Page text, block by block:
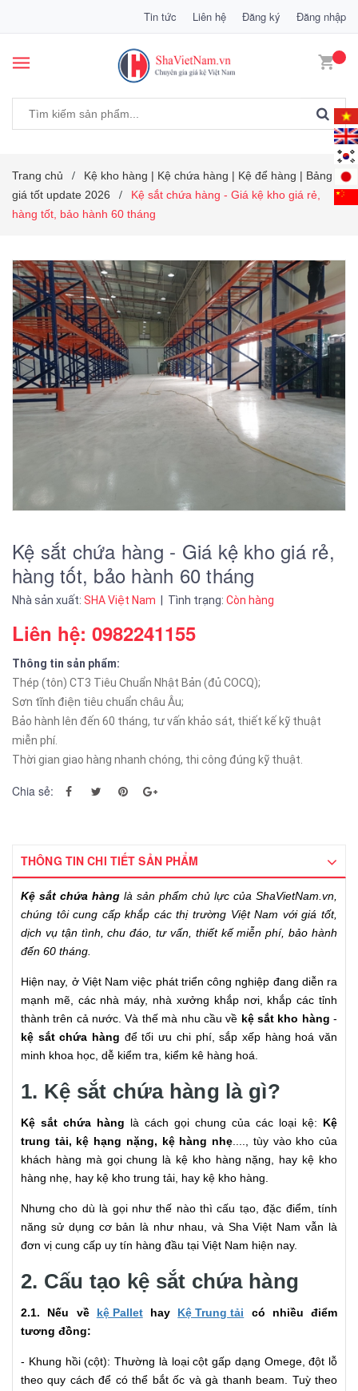
Tin tức Liên hệ Đăng ký Đăng nhập
Trang chủ /
Kệ kho hàng | Kệ chứa hàng | Kệ để hàng | Bảng
giá tốt update 2026
/
Kệ sắt chứa hàng - Giá kệ kho giá rẻ,
hàng tốt, bảo hành 60 tháng
Kệ sắt chứa hàng - Giá kệ kho giá rẻ,
hàng tốt, bảo hành 60 tháng
Nhà sản xuất: SHA Việt Nam | Tình trạng: Còn hàng
Liên hệ: 0982241155
Thông tin sản phẩm:
Thép (tôn) CT3 Tiêu Chuẩn Nhật Bản (đủ COCQ);
Sơn tĩnh điện tiêu chuẩn châu Âu;
Bảo hành lên đến 60 tháng, tư vấn khảo sát, thiết kế kỹ thuật
miễn phí.
Thời gian giao hàng nhanh chóng, thi công đúng kỹ thuật.
Chia sẻ:
THÔNG TIN CHI TIẾT SẢN PHẨM
Kệ sắt chứa hàng là sản phẩm chủ lực của ShaVietNam.vn,
chúng tôi cung cấp khắp các thị trường Việt Nam với giá tốt,
dịch vụ tận tình, chu đáo, tư vấn, thiết kế miễn phí, bảo hành
đến 60 tháng.
Hiện nay, ở Việt Nam việc phát triển công nghiệp đang diễn ra
mạnh mẽ, các nhà máy, nhà xưởng khắp nơi, khắp các tỉnh
thành trên cả nước. Và thế mà nhu cầu về kệ sắt kho hàng -
kệ sắt chứa hàng để tối ưu chi phí, sắp xếp hàng hoá văn
minh khoa học, dễ kiểm tra, kiểm kê hàng hoá.
1. Kệ sắt chứa hàng là gì?
Kệ sắt chứa hàng là cách gọi chung của các loại kệ: Kệ
trung tải, kệ hạng nặng, kệ hàng nhẹ ...., tùy vào kho của
khách hàng mà gọi chung là kệ kho hàng nặng, hay kệ kho
hàng nhẹ, hay kệ kho trung tải, hay kệ kho hàng.
Nhưng cho dù là gọi như thế nào thì cấu tạo, đặc điểm, tính
năng sử dụng cơ bản là như nhau, và Sha Việt Nam vẫn là
đơn vị cung cấp uy tín hàng đầu tại Việt Nam hiện nay.
2. Cấu tạo kệ sắt chứa hàng
2.1. Nếu về kệ Pallethay Kệ Trung tải có nhiều điểm
tương đồng:
- Khung hồi (cột): Thường là loại cột gấp dạng Omege, đột lỗ
theo quy cách để có thể bắt ốc và gà thanh beam. Tuỳ theo